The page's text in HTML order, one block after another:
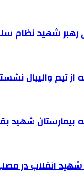
رهبر شهید نظام
از تیم والیبال
بیمارستان شهید
انقلاب در